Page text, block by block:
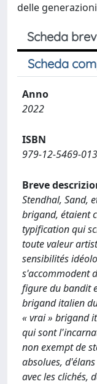
delle
Scheda
Scheda
Anno
2022
ISBN
979-12-5469-
Breve
Stendhal, Sand,
brigand, étaient
typification qui
toute valeur
sensibilités
s'accommodent
figure du bandit
brigand italien
« vrai » brigand
qui sont
non exempt de
absolues,
avec les clichés,